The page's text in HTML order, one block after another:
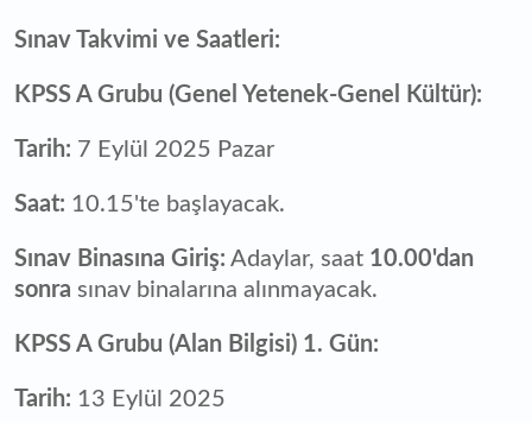
Sınav Takvimi ve Saatleri:
KPSS A Grubu (Genel Yetenek-Genel Kültür):
Tarih: 7 Eylül 2025 Pazar
Saat: 10.15'te başlayacak.
Sınav Binasına Giriş: Adaylar, saat 10.00'dan
sonra sınav binalarına alınmayacak.
KPSS A Grubu (Alan Bilgisi) 1. Gün:
Tarih: 13 Eylül 2025